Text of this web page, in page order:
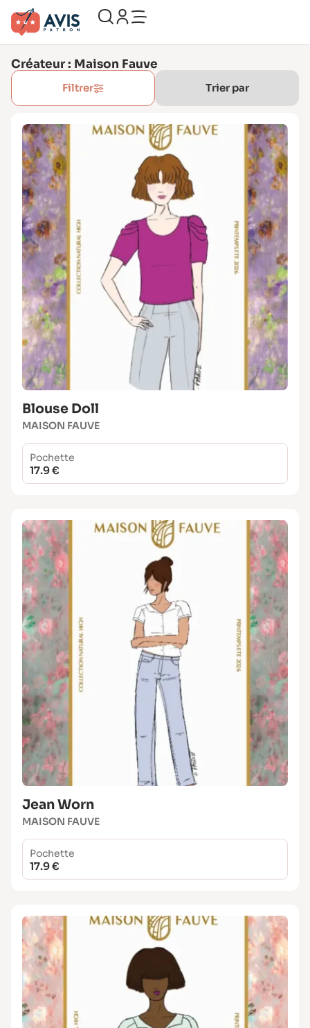
Créateur : Maison Fauve
Filtrer
Blouse Doll
MAISON FAUVE
Pochette
17.9 €
Jean Worn
MAISON FAUVE
Pochette
17.9 €